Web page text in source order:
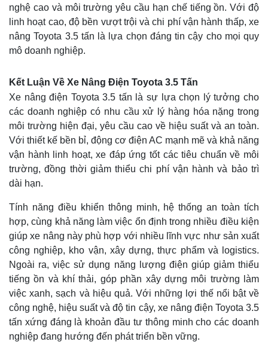
nghệ cao và môi trường yêu cầu hạn chế tiếng ồn. Với độ
linh hoạt cao, độ bền vượt trội và chi phí vận hành thấp, xe
nâng Toyota 3.5 tấn là lựa chọn đáng tin cậy cho mọi quy
mô doanh nghiệp.
Kết Luận Về Xe Nâng Điện Toyota 3.5 Tấn
Xe nâng điện Toyota 3.5 tấn là sự lựa chọn lý tưởng cho
các doanh nghiệp có nhu cầu xử lý hàng hóa nặng trong
môi trường hiện đại, yêu cầu cao về hiệu suất và an toàn.
Với thiết kế bền bỉ, động cơ điện AC mạnh mẽ và khả năng
vận hành linh hoạt, xe đáp ứng tốt các tiêu chuẩn về môi
trường, đồng thời giảm thiểu chi phí vận hành và bảo trì
dài hạn.
Tính năng điều khiển thông minh, hệ thống an toàn tích
hợp, cùng khả năng làm việc ổn định trong nhiều điều kiện
giúp xe nâng này phù hợp với nhiều lĩnh vực như sản xuất
công nghiệp, kho vận, xây dựng, thực phẩm và logistics.
Ngoài ra, việc sử dụng năng lượng điện giúp giảm thiểu
tiếng ồn và khí thải, góp phần xây dựng môi trường làm
việc xanh, sạch và hiệu quả. Với những lợi thế nổi bật về
công nghệ, hiệu suất và độ tin cậy, xe nâng điện Toyota 3.5
tấn xứng đáng là khoản đầu tư thông minh cho các doanh
nghiệp đang hướng đến phát triển bền vững.